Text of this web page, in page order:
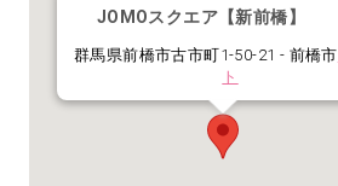
JOMOスクエア【新前橋】
群馬県前橋市古市町1-50-21 - 前橋市
ト